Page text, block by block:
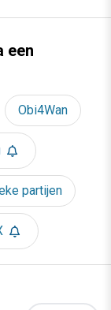
een
Obi4Wan
partijen